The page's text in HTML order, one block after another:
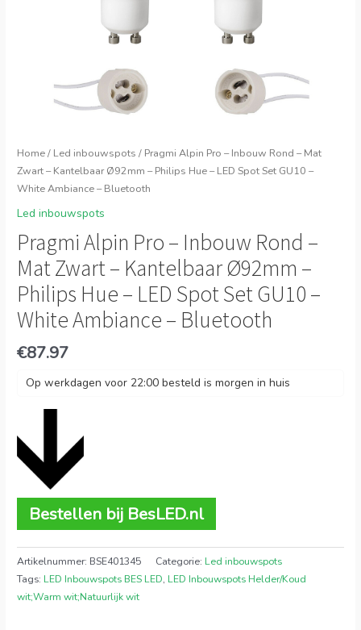
Home/ Led inbouwspots / Pragmi Alpin Pro – Inbouw Rond – Mat
Zwart – Kantelbaar Ø92mm – Philips Hue – LED Spot Set GU10 –
White Ambiance – Bluetooth
Led inbouwspots
Pragmi Alpin Pro – Inbouw Rond –
Mat Zwart – Kantelbaar Ø92mm –
Philips Hue – LED Spot Set GU10 –
White Ambiance – Bluetooth
€87.97
Op werkdagen voor 22:00 besteld is morgen in huis
Bestellen bij BesLED.nl
Artikelnummer: BSE401345 Categorie: Led inbouwspots
Tags: LED Inbouwspots BES LED, LED Inbouwspots Helder/Koud
wit;Warm wit;Natuurlijk wit